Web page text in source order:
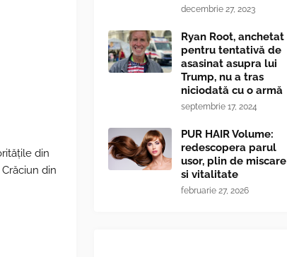
din
din
decembrie 27, 2023
Ryan Root, anchetat
pentru tentativă de
asasinat asupra lui
Trump, nu a tras
niciodată cu o armă
septembrie 17, 2024
PUR HAIR Volume:
redescopera parul
usor, plin de miscare
si vitalitate
februarie 27, 2026